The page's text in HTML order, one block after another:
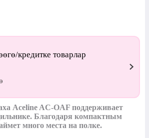
кредитке товарлар
Aceline AC-OAF поддерживает
Благодаря компактным
много места на полке.